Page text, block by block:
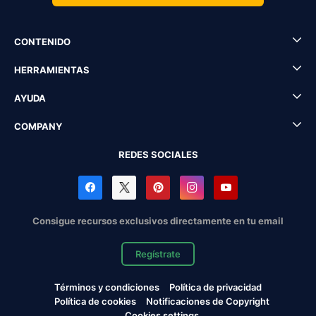
CONTENIDO
HERRAMIENTAS
AYUDA
COMPANY
REDES SOCIALES
Consigue recursos exclusivos directamente en tu email
Regístrate
Términos y condiciones
Política de privacidad
Política de cookies
Notificaciones de Copyright